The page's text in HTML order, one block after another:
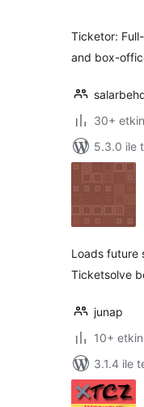
Ticketor:
and box-
30+
5.3.0 ile
Loads future
Ticketsolve
junap
10+
3.1.4 ile